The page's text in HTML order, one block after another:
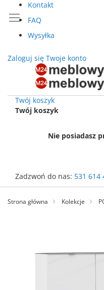
Kontakt
FAQ
Wysyłka
Zaloguj się Twoje konto
Twój koszyk
Twój koszyk
Nie posiadasz
Zadzwoń do nas: 531 614
Przejdź
treści
Strona główna Kolekcje